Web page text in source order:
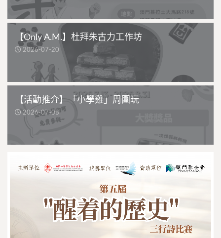
【Only A.M.】杜拜朱古力工作坊
2026-07-20
【活動推介】「小學雞」周圍玩
2026-07-08